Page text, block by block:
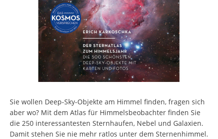
Sie wollen Deep-Sky-Objekte am Himmel finden, fragen sich
aber wo? Mit dem Atlas für Himmelsbeobachter finden Sie
die 250 interessantesten Sternhaufen, Nebel und Galaxien.
Damit stehen Sie nie mehr ratlos unter dem Sternenhimmel.